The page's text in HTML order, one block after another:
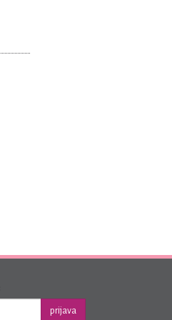
prijava